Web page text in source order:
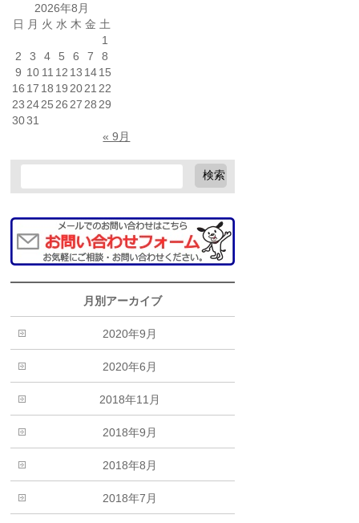
2026年8月
日 月 火 水 木 金 土
1
2
3 4 5 6 7
8
9 10 11 12 13 1415
16 17 18 19 2021 22
23 2425 26 27 28 29
3031
« 9月
月別アーカイブ
2020年9月
2020年6月
2018年11月
2018年9月
2018年8月
2018年7月